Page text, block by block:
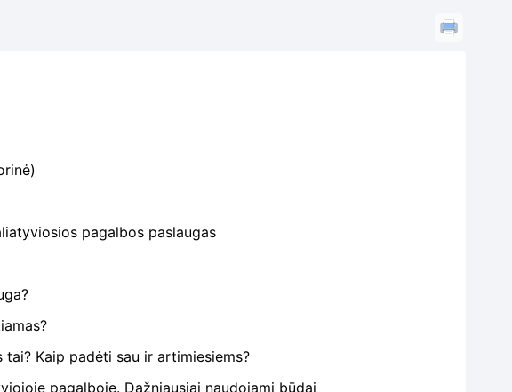
pagalbos paslaugas
Kaip padėti sau ir artimiesiems?
pagalboje. Dažniausiai naudojami būdai